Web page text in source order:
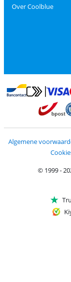
Over Coolblue
Betalen metBetalen met
Algemene
© 1999 -